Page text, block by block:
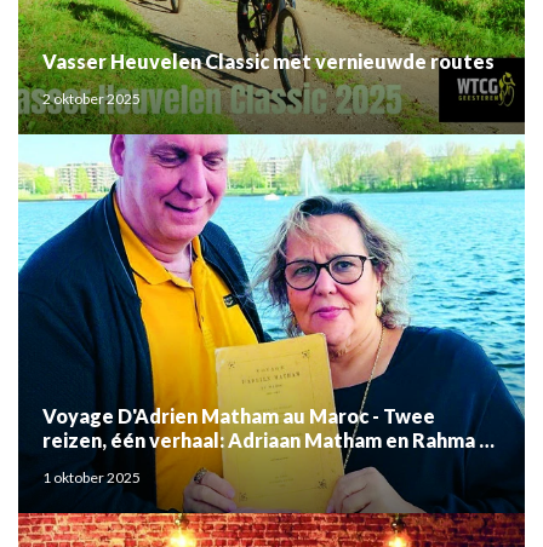
Vasser Heuvelen Classic met vernieuwde routes
2 oktober 2025
Voyage D'Adrien Matham au Maroc - Twee
reizen, één verhaal: Adriaan Matham en Rahma el
Mouden
1 oktober 2025